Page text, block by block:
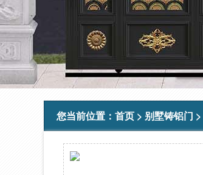
您当前位置： 首页 > 别墅铸铝门 >